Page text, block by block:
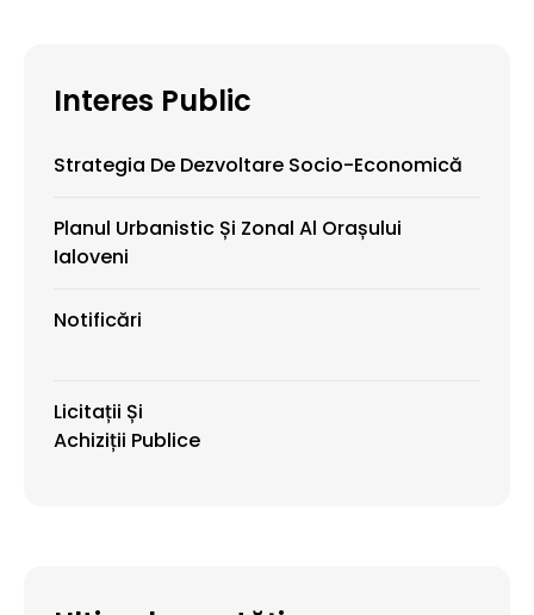
Interes Public
Strategia De Dezvoltare Socio-Economică
Planul Urbanistic Și Zonal Al Orașului
Ialoveni
Notificări
Licitații Și
Achiziții Publice